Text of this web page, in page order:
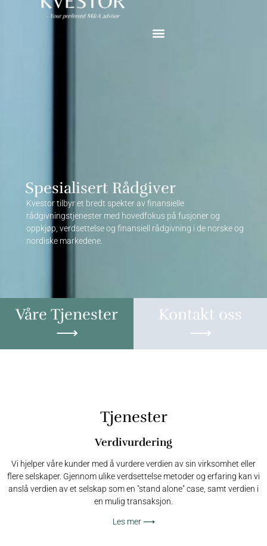
Våre Tjenester
⟶
Kontakt oss
⟶
Spesialisert Rådgiver
Kvestor tilbyr et bredt spekter av finansielle
rådgivningstjenester med hovedfokus på fusjoner og
oppkjøp, verdsettelse og finansiell rådgivning i de norske og
nordiske markedene.
Tjenester
Verdivurdering
Vi hjelper våre kunder med å vurdere verdien av sin virksomhet eller
flere selskaper. Gjennom ulike verdsettelse metoder og erfaring kan vi
anslå verdien av et selskap som en "stand alone" case, samt verdien i
en mulig transaksjon.
Les mer ⟶